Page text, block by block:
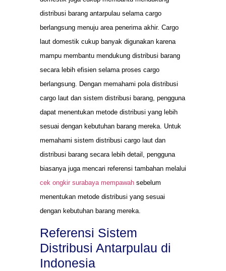
distribusi barang antarpulau selama cargo
berlangsung menuju area penerima akhir. Cargo
laut domestik cukup banyak digunakan karena
mampu membantu mendukung distribusi barang
secara lebih efisien selama proses cargo
berlangsung. Dengan memahami pola distribusi
cargo laut dan sistem distribusi barang, pengguna
dapat menentukan metode distribusi yang lebih
sesuai dengan kebutuhan barang mereka. Untuk
memahami sistem distribusi cargo laut dan
distribusi barang secara lebih detail, pengguna
biasanya juga mencari referensi tambahan melalui
cek ongkir surabaya mempawah sebelum
menentukan metode distribusi yang sesuai
dengan kebutuhan barang mereka.
Referensi Sistem
Distribusi Antarpulau di
Indonesia